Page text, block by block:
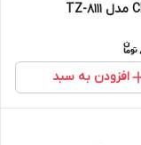
افزودن به سبد